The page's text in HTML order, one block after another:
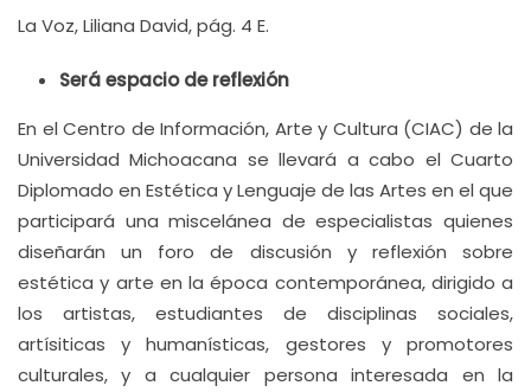
La Voz, Liliana David, pág. 4 E.
Será espacio de reflexión
En el Centro de Información, Arte y Cultura (CIAC) de la
Universidad Michoacana se llevará a cabo el Cuarto
Diplomado en Estética y Lenguaje de las Artes en el que
participará una miscelánea de especialistas quienes
diseñarán un foro de discusión y reflexión sobre
estética y arte en la época contemporánea, dirigido a
los artistas, estudiantes de disciplinas sociales,
artísiticas y humanísticas, gestores y promotores
culturales, y a cualquier persona interesada en la